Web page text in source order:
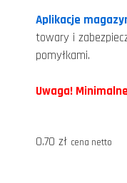
Aplikacje
towary i
pomyłkami.
Uwaga!
0.70 zł cena netto